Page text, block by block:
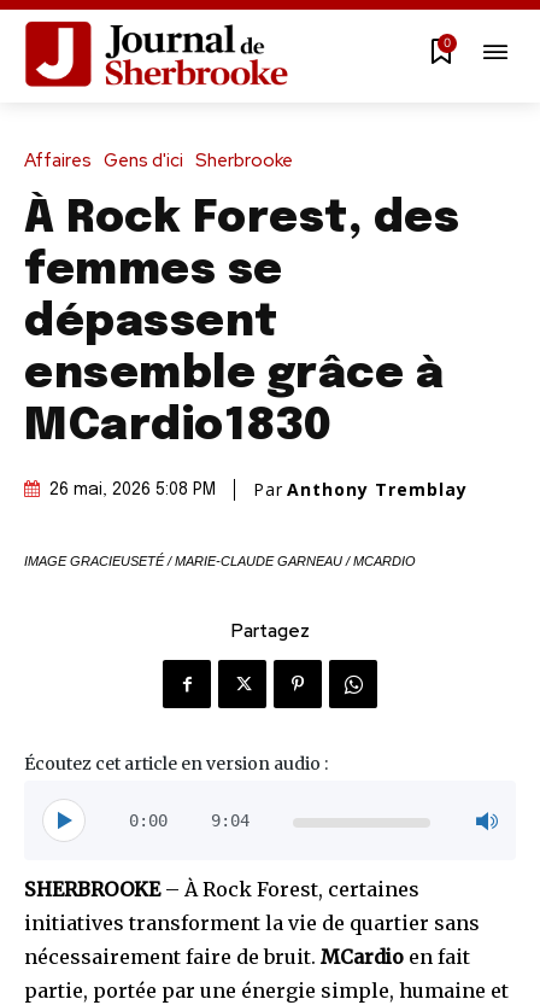
0
Affaires Gens d'ici Sherbrooke
À Rock Forest, des
femmes se
dépassent
ensemble grâce à
MCardio1830
26 mai, 2026 5:08 PM ParAnthony Tremblay
IMAGE GRACIEUSETÉ / MARIE-CLAUDE GARNEAU / MCARDIO
Partagez
Écoutez cet article en version audio :
0:00 9:04
SHERBROOKE– À Rock Forest, certaines
initiatives transforment la vie de quartier sans
nécessairement faire de bruit. MCardio en fait
partie, portée par une énergie simple, humaine et